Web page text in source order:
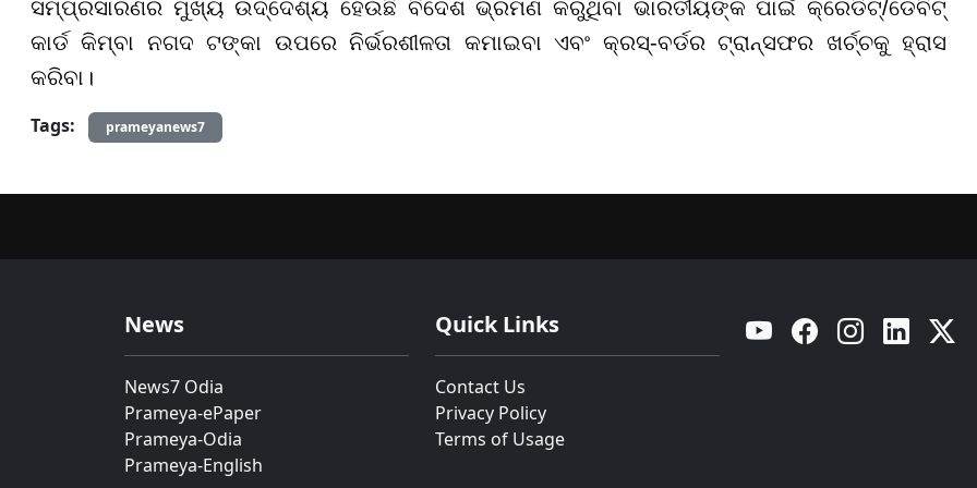
ସମ୍ପ୍ରସାରଣର ମୁଖ୍ୟ ଉଦ୍ଦେଶ୍ୟ ହେଉଛି ବିଦେଶ ଭ୍ରମଣ କରୁଥିବା ଭାରତୀୟଙ୍କ ପାଇଁ କ୍ରେଡିଟ୍/ଡେବିଟ୍
କାର୍ଡ କିମ୍ବା ନଗଦ ଟଙ୍କା ଉପରେ ନିର୍ଭରଶୀଳତା କମାଇବା ଏବଂ କ୍ରସ୍-ବର୍ଡର ଟ୍ରାନ୍ସଫର ଖର୍ଚ୍ଚକୁ ହ୍ରାସ
କରିବା।
Tags:
prameyanews7
News
News7 Odia
Prameya-ePaper
Prameya-Odia
Prameya-English
Quick Links
Contact Us
Privacy Policy
Terms of Usage
YouTube Facebook Instagram